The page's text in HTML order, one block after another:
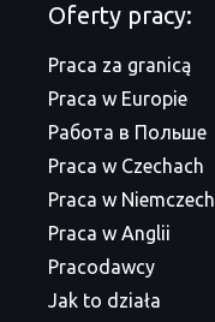
Oferty pracy:
Praca za granicą
Praca w Europie
Работа в Польше
Praca w Czechach
Praca w Niemczech
Praca w Anglii
Pracodawcy
Jak to działa